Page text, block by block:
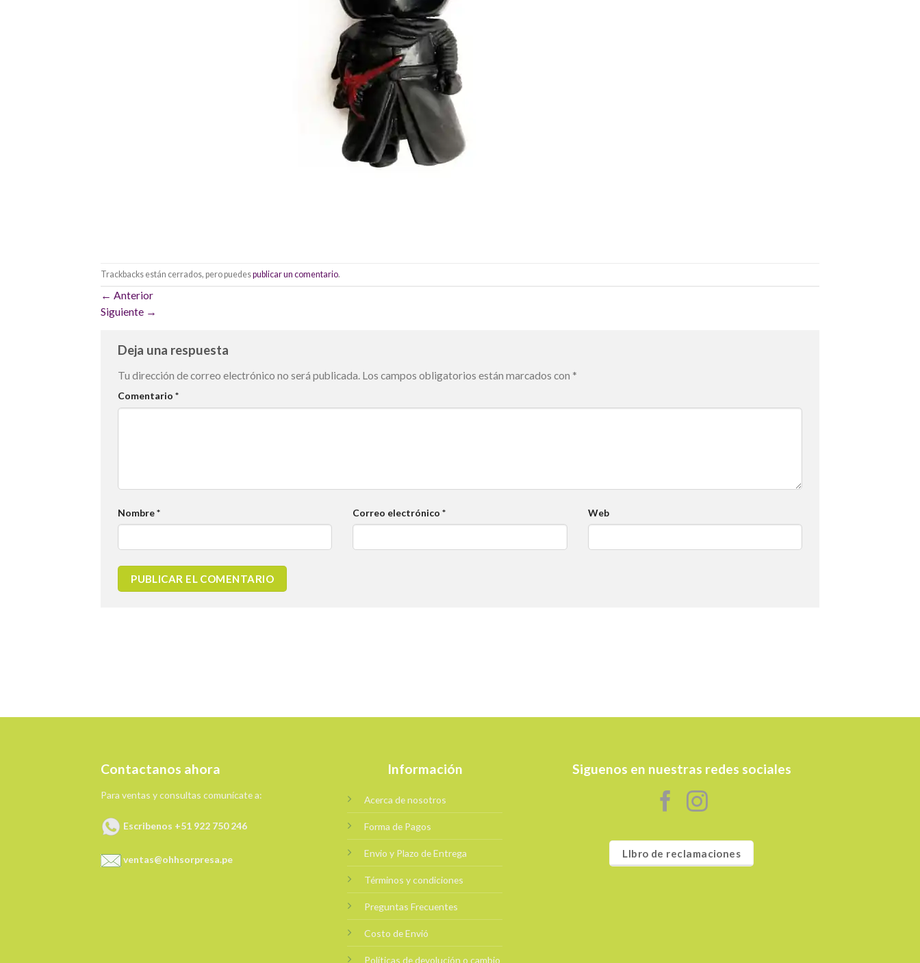
Trackbacks están cerrados, pero puedespublicar un comentario.
← Anterior
Siguiente →
Deja una respuesta
Tu dirección de correo electrónico no será publicada. Los campos obligatorios están marcados con *
Comentario *
Nombre* Correo electrónico* Web
Contactanos ahora
Para ventas y consultas comunícate a:
Escribenos +51 922 750 246
ventas@ohhsorpresa.pe
Información
Acerca de nosotros
Forma de Pagos
Envio y Plazo de Entrega
Términos y condiciones
Preguntas Frecuentes
Costo de Envió
Políticas de devolución o cambio
Siguenos en nuestras redes sociales
LIbro de reclamaciones